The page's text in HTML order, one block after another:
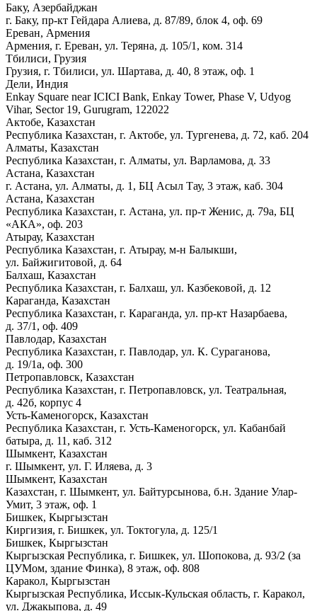
Баку, Азербайджан
г. Баку, пр-кт Гейдара Алиева, д. 87/89, блок 4, оф. 69
Ереван, Армения
Армения, г. Ереван, ул. Теряна, д. 105/1, ком. 314
Тбилиси, Грузия
Грузия, г. Тбилиси, ул. Шартава, д. 40, 8 этаж, оф. 1
Дели, Индия
Enkay Square near ICICI Bank, Enkay Tower, Phase V, Udyog
Vihar, Sector 19, Gurugram, 122022
Актобе, Казахстан
Республика Казахстан, г. Актобе, ул. Тургенева, д. 72, каб. 204
Алматы, Казахстан
Республика Казахстан, г. Алматы, ул. Варламова, д. 33
Астана, Казахстан
г. Астана, ул. Алматы, д. 1, БЦ Асыл Тау, 3 этаж, каб. 304
Астана, Казахстан
Республика Казахстан, г. Астана, ул. пр-т Женис, д. 79а, БЦ
«АКА», оф. 203
Атырау, Казахстан
Республика Казахстан, г. Атырау, м-н Балыкши,
ул. Байжигитовой, д. 64
Балхаш, Казахстан
Республика Казахстан, г. Балхаш, ул. Казбековой, д. 12
Караганда, Казахстан
Республика Казахстан, г. Караганда, ул. пр-кт Назарбаева,
д. 37/1, оф. 409
Павлодар, Казахстан
Республика Казахстан, г. Павлодар, ул. К. Сураганова,
д. 19/1а, оф. 300
Петропавловск, Казахстан
Республика Казахстан, г. Петропавловск, ул. Театральная,
д. 42б, корпус 4
Усть-Каменогорск, Казахстан
Республика Казахстан, г. Усть-Каменогорск, ул. Кабанбай
батыра, д. 11, каб. 312
Шымкент, Казахстан
г. Шымкент, ул. Г. Иляева, д. 3
Шымкент, Казахстан
Казахстан, г. Шымкент, ул. Байтурсынова, б.н. Здание Улар-
Умит, 3 этаж, оф. 1
Бишкек, Кыргызстан
Киргизия, г. Бишкек, ул. Токтогула, д. 125/1
Бишкек, Кыргызстан
Кыргызская Республика, г. Бишкек, ул. Шопокова, д. 93/2 (за
ЦУМом, здание Финка), 8 этаж, оф. 808
Каракол, Кыргызстан
Кыргызская Республика, Иссык-Кульская область, г. Каракол,
ул. Джакыпова, д. 49